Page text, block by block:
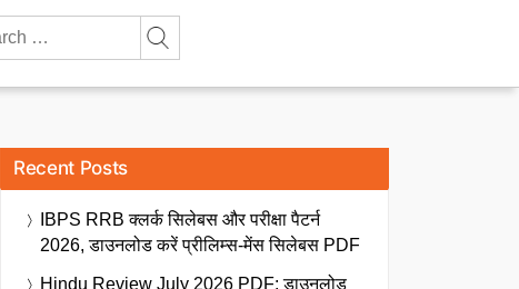
Recent Posts
IBPS RRB क्लर्क सिलेबस और परीक्षा पैटर्न
2026, डाउनलोड करें प्रीलिम्स-मेंस सिलेबस PDF
Hindu Review July 2026 PDF: डाउनलोड